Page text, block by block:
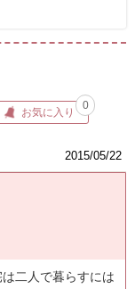
お気に入り
0
2015/05/22
二人で暮らすには